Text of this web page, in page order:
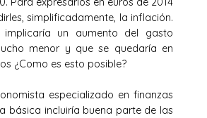
simplificadamente, la inflación.
un aumento del gasto
menor y que se quedaría en
¿Como es esto posible?
especializado en finanzas
básica incluiría buena parte de las